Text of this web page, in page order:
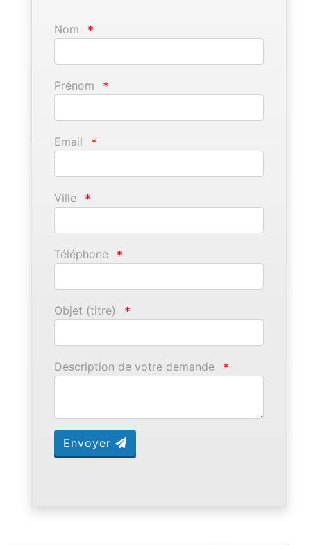
Nom *
Prénom *
Email *
Ville *
Téléphone *
Objet (titre) *
Description de votre demande *
Envoyer